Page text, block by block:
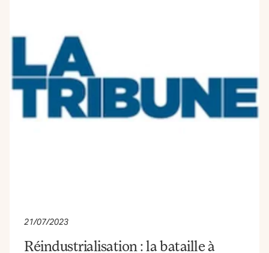
21/07/2023
Réindustrialisation : la bataille à